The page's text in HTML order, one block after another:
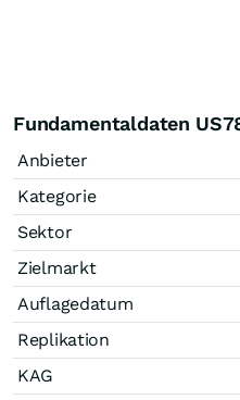
Fundamentaldaten
Anbieter
Kategorie
Sektor
Zielmarkt
Auflagedatum
Replikation
KAG